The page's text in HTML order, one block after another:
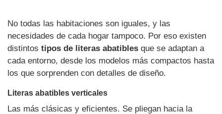
No todas las habitaciones son iguales, y las
necesidades de cada hogar tampoco. Por eso existen
distintos tipos de literas abatibles que se adaptan a
cada entorno, desde los modelos más compactos hasta
los que sorprenden con detalles de diseño.
Literas abatibles verticales
Las más clásicas y eficientes. Se pliegan hacia la